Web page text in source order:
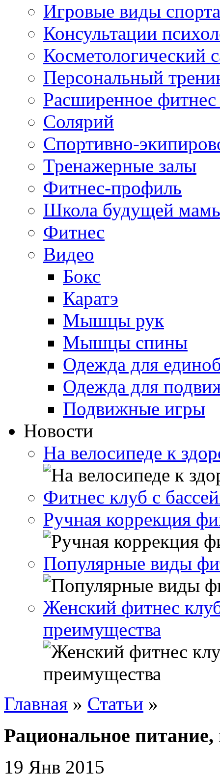
Игровые виды спорта
Консультации
Косметологический
Персональный
Расширенное фитнес
Солярий
Спортивно-
Тренажерные залы
Фитнес-профиль
Школа будущей
Фитнес
Видео
Бокс
Каратэ
Мышцы рук
Мышцы спины
Одежда для
Одежда для
Подвижные игры
Новости
На велосипеде к
Фитнес клуб с
Ручная коррекция
Популярные виды
Женский фитнес
преимущества
Главная » Статьи »
Рациональное
19 Янв 2015